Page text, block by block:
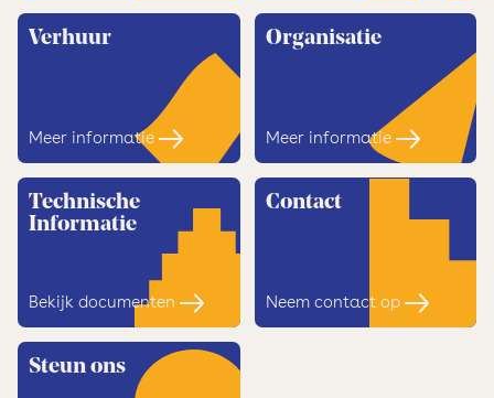
Verhuur
Meer informatie
Organisatie
Meer informatie
Technische
Informatie
Bekijk documenten
Contact
Neem contact op
Steun ons